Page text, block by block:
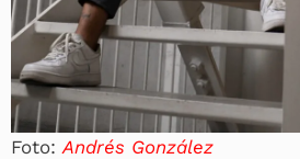
Foto: Andrés González